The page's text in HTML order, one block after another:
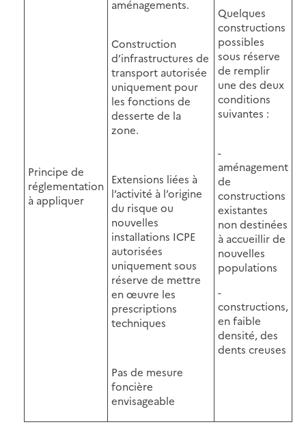
Principe de
réglementation
à appliquer
aménagements.
Construction
d’infrastructures de
transport autorisée
uniquement pour
les fonctions de
desserte de la
zone.
Extensions liées à
l’activité à l’origine
du risque ou
nouvelles
installations ICPE
autorisées
uniquement sous
réserve de mettre
en œuvre les
prescriptions
techniques
Pas de mesure
foncière
envisageable
Quelques
constructions
possibles
sous réserve
de remplir
une des deux
conditions
suivantes :
-
aménagement
de
constructions
existantes
non destinées
à accueillir de
nouvelles
populations
-
constructions,
en faible
densité, des
dents creuses